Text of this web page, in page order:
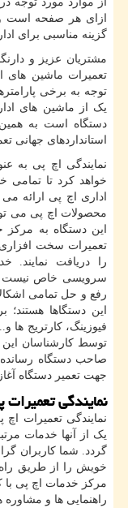
ازای هر صفحه است
گزینه مناسبی برای
مشتریان عزیز و
تعمیرات ماشین های
توجه به برخی
یک از ماشین های
دستگاه است به
استانداردهای جهانی
نمایندگی اچ پی به
خواهد کرد تا تمامی
اداری اچ پی ارائه می
محصولات اچ پی می
این دستگاه به
تعمیرات سخت
را دریافت
سرویسی خاص نیست و
رفع و حل تمامی
این دستگاها هستند؛
فیوزینگ، کارتریج ها
توسط کارشناسان این
صاحب دستگاه
جهت تعمیر دستگاه
نمایندگی تعمیرات
نمایندگی تعمیرات
یک از آنها خدمات
گردد. شما کاربران
خویش را از طریق
مرکز خدمات اچ پی با
راهنمایی ها و مشاوره